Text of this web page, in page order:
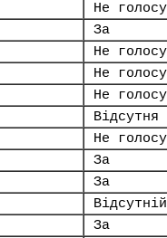
Не
За
Не
Не
Не
Відсутня
Не
За
За
Відсутній
За